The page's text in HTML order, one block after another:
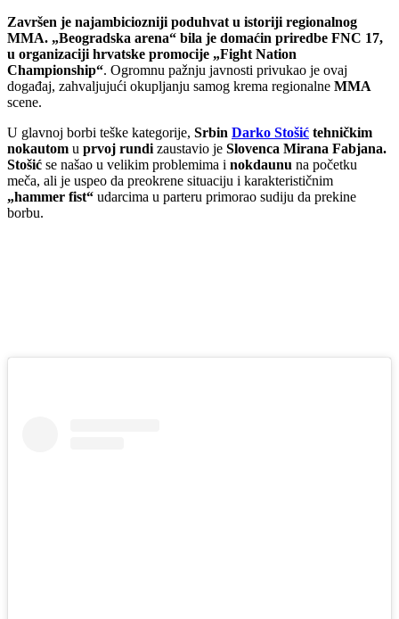
Završen je najambiciozniji poduhvat u istoriji regionalnog
MMA. „Beogradska arena“ bila je domaćin priredbe FNC 17,
u organizaciji hrvatske promocije „Fight Nation
Championship“. Ogromnu pažnju javnosti privukao je ovaj
događaj, zahvaljujući okupljanju samog krema regionalne MMA
scene.
U glavnoj borbi teške kategorije, Srbin Darko Stošić tehničkim
nokautom u prvoj rundi zaustavio je Slovenca Mirana Fabjana.
Stošić se našao u velikim problemima i nokdaunu na početku
meča, ali je uspeo da preokrene situaciju i karakterističnim
„hammer fist“ udarcima u parteru primorao sudiju da prekine
borbu.